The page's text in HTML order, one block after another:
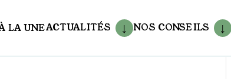
LA UNEACTUALITÉS NOS CONSEILS